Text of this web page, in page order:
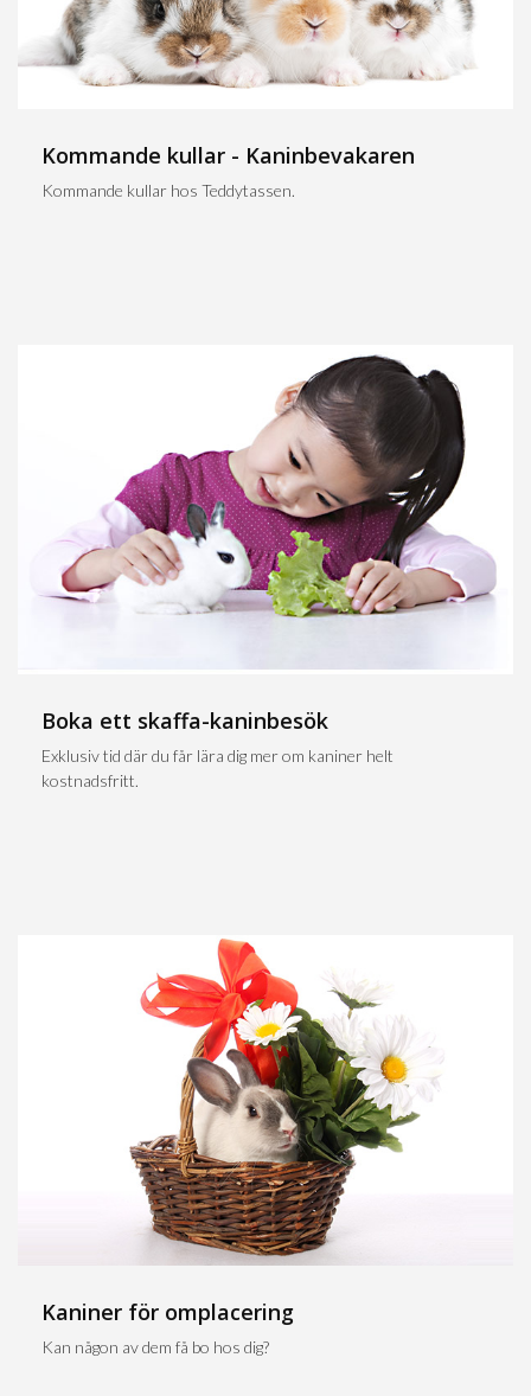
Kommande kullar - Kaninbevakaren
Kommande kullar hos Teddytassen.
Boka ett skaffa-kaninbesök
Exklusiv tid där du får lära dig mer om kaniner helt
kostnadsfritt.
Kaniner för omplacering
Kan någon av dem få bo hos dig?